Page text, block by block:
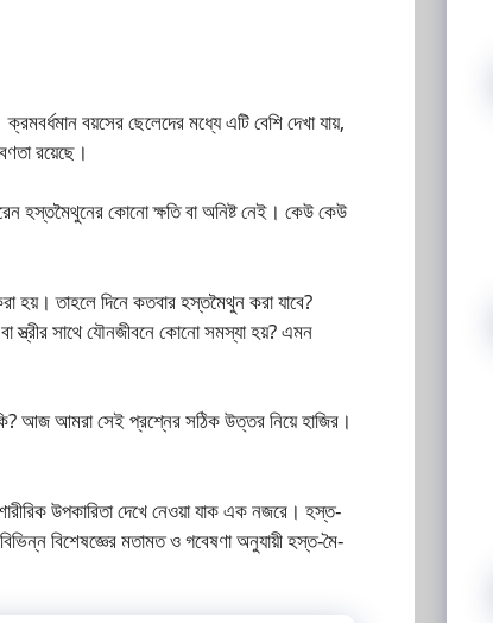
বয়সের ছেলেদের মধ্যে এটি বেশি দেখা যায়,
রয়েছে।
হস্তমৈথুনের কোনো ক্ষতি বা অনিষ্ট নেই। কেউ কেউ
হয়। তাহলে দিনে কতবার হস্তমৈথুন করা যাবে?
স্ত্রীর সাথে যৌনজীবনে কোনো সমস্যা হয়? এমন
আজ আমরা সেই প্রশ্নের সঠিক উত্তর নিয়ে হাজির।
উপকারিতা দেখে নেওয়া যাক এক নজরে। হস্ত-
বিশেষজ্ঞের মতামত ও গবেষণা অনুযায়ী হস্ত-মৈ-